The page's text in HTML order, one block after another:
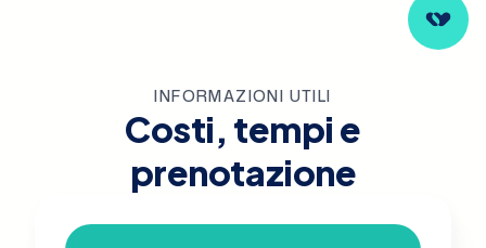
INFORMAZIONI UTILI
Costi, tempi e
prenotazione